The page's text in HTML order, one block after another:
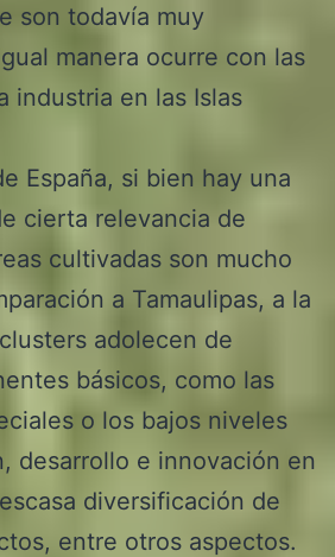
son todavía muy
manera ocurre con las
industria en las Islas
España, si bien hay una
cierta relevancia de
cultivadas son mucho
a Tamaulipas, a la
adolecen de
básicos, como las
o los bajos niveles
desarrollo e innovación en
diversificación de
entre otros aspectos.